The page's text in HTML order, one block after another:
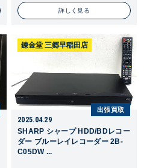
詳しく見る
錬金堂 三郷早稲田店
出張買取
2025.04.29
SHARP シャープ HDD/BDレコー
ダー ブルーレイレコーダー 2B-
C05DW ...